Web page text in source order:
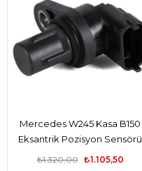
Mercedes W245 Kasa B150
Eksantrik Pozisyon Sensörü
Topran Marka A2729050043
₺1.105,50
₺1.320,00